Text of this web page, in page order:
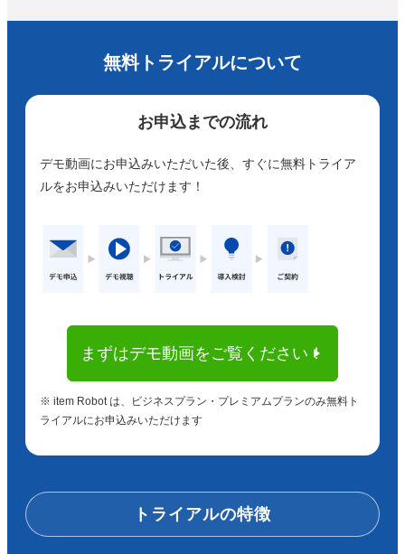
無料トライアルについて
お申込までの流れ
デモ動画にお申込みいただいた後、すぐに無料トライア
ルをお申込みいただけます！
まずはデモ動画をご覧ください！
※ item Robot は、ビジネスプラン・プレミアムプランのみ無料ト
ライアルにお申込みいただけます
トライアルの特徴